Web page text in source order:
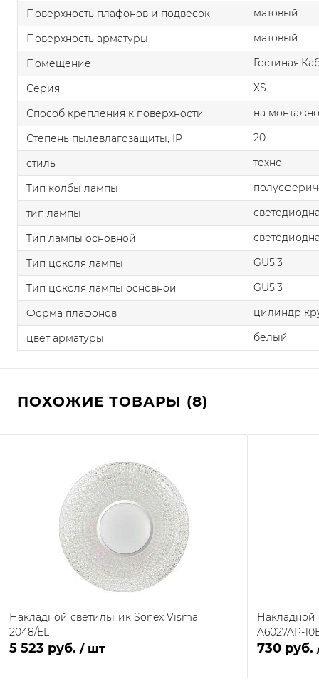
Поверхность плафонов и подвесок
матовый
Поверхность арматуры
матовый
Помещение
Серия
XS
Способ крепления к поверхности
на
Степень пылевлагозащиты, IP
20
стиль
техно
Тип колбы лампы
тип лампы
Тип лампы основной
Тип цоколя лампы
GU5.3
Тип цоколя лампы основной
GU5.3
Форма плафонов
цилиндр
цвет арматуры
белый
ПОХОЖИЕ ТОВАРЫ (8)
Накладной светильник Sonex Visma
2048/EL
5 523 руб. / шт
Накладной
A6027AP-
730 руб.